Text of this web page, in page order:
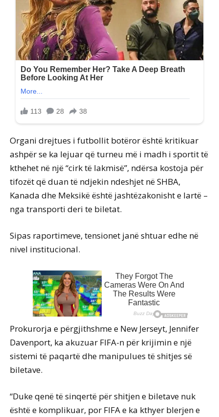
Organi drejtues i futbollit botëror është kritikuar
ashpër se ka lejuar që turneu më i madh i sportit të
kthehet në një “cirk të lakmisë”, ndërsa kostoja për
tifozët që duan të ndjekin ndeshjet në SHBA,
Kanada dhe Meksikë është jashtëzakonisht e lartë –
nga transporti deri te biletat.
Sipas raportimeve, tensionet janë shtuar edhe në
nivel institucional.
Prokurorja e përgjithshme e New Jerseyt, Jennifer
Davenport, ka akuzuar FIFA-n për krijimin e një
sistemi të paqartë dhe manipulues të shitjes së
biletave.
“Duke qenë të sinqertë për shitjen e biletave nuk
është e komplikuar, por FIFA e ka kthyer blerjen e